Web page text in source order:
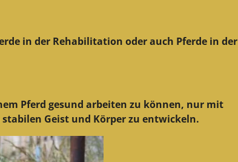
in der Rehabilitation oder auch Pferde in der
Pferd gesund arbeiten zu können, nur mit
Geist und Körper zu entwickeln.